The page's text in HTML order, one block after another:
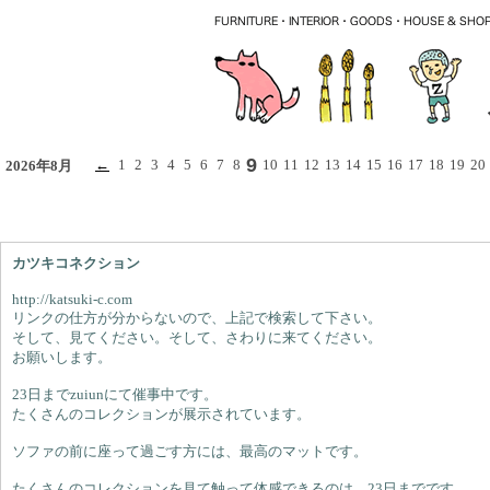
2026年8月 ← 1 2 3 4 5 6 7 8 9 10 11 12 13 14 15 16 17 18 19 20
カツキコネクション
http://katsuki-c.com
リンクの仕方が分からないので、上記で検索して下さい。
そして、見てください。そして、さわりに来てください。
お願いします。
23日までzuiunにて催事中です。
たくさんのコレクションが展示されています。
ソファの前に座って過ごす方には、最高のマットです。